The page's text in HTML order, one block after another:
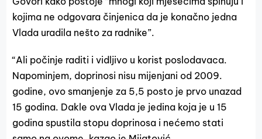
kojima ne odgovara činjenica da je konačno jedna
Vlada uradila nešto za radnike”.
“Ali počinje raditi i vidljivo u korist poslodavaca.
Napominjem, doprinosi nisu mijenjani od 2009.
godine, ovo smanjenje za 5,5 posto je prvo unazad
15 godina. Dakle ova Vlada je jedina koja je u 15
godina spustila stopu doprinosa i nećemo stati